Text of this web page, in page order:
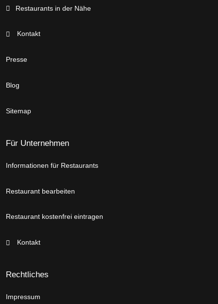
Restaurants in der Nähe
Kontakt
Presse
Blog
Sitemap
Für Unternehmen
Informationen für Restaurants
Restaurant bearbeiten
Restaurant kostenfrei eintragen
Kontakt
Rechtliches
Impressum